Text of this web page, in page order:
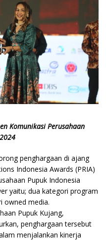
Komunikasi Perusahaan
penghargaan di ajang
Indonesia Awards (PRIA)
Pupuk Indonesia
yaitu; dua kategori program
owned media.
Pupuk Kujang,
penghargaan tersebut
menjalankan kinerja